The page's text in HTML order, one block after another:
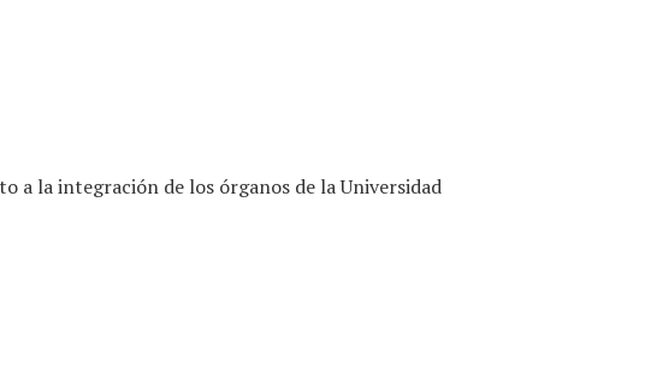
a la integración de los órganos de la Universidad